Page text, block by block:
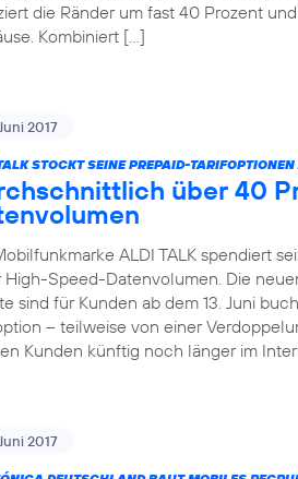
die Ränder um fast 40 Prozent
Kombiniert […]
2017
STOCKT SEINE PREPAID-
über 40
ALDI TALK spendiert
High-Speed-Datenvolumen. Die
sind für Kunden ab dem 13. Juni
– teilweise von einer
Kunden künftig noch länger im
2017